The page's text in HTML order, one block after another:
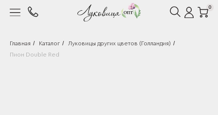
0
Главная / Каталог / Луковицы других цветов (Голландия) /
Пион Double Red